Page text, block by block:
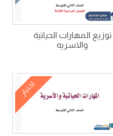
توزيع المهارات الحياتية
والاسريه
اختبار